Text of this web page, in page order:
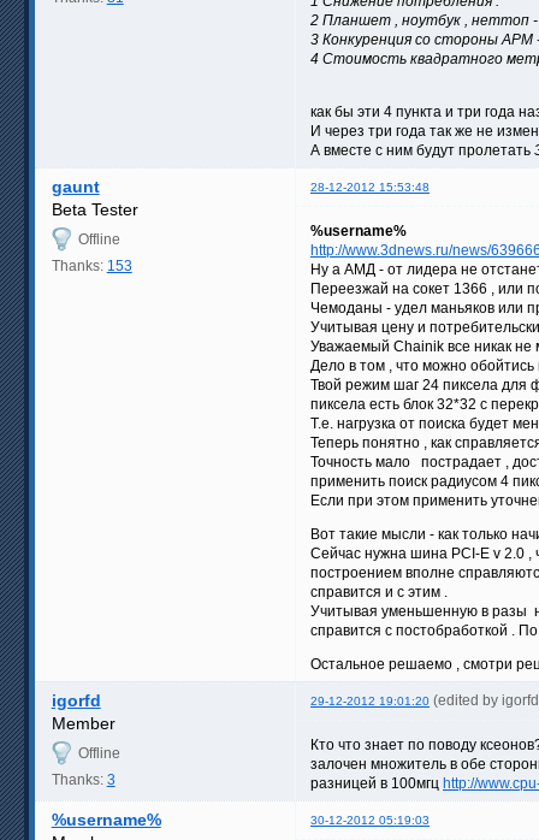
2 Планшет , ноутбук , неттоп -
3 Конкуренция со стороны АРМ
4 Стоимость квадратного
как бы эти 4 пункта и три года
И через три года так же не
А вместе с ним будут пролетать
gaunt 28-12-2012 15:53:48
Beta Tester
Offline
Thanks: 153
%username%
http://www.3dnews.ru/news/
Ну а АМД - от лидера не
Переезжай на сокет 1366 , или
Чемоданы - удел маньяков или
Учитывая цену и
Уважаемый Chainik все никак не
Дело в том , что можно
Твой режим шаг 24 пиксела для
пиксела есть блок 32*32 с
Т.е. нагрузка от поиска будет
Теперь понятно , как
Точность мало пострадает ,
применить поиск радиусом 4
Если при этом применить
Вот такие мысли - как только
Сейчас нужна шина PCI-E v 2.0 ,
построением вполне
справится и с этим .
Учитывая уменьшенную в разы
справится с постобработкой .
Остальное решаемо , смотри
igorfd 29-12-2012 19:01:20 (edited by
Member
Offline
Thanks: 3
Кто что знает по поводу
залочен множитель в обе
разницей в 100мгц http://
%username% 30-12-2012 05:19:03